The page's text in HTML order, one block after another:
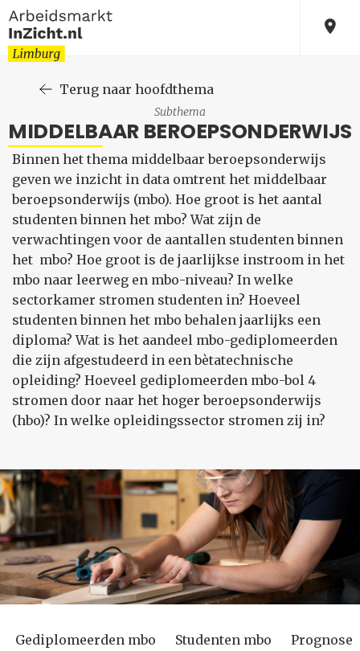
Terug naar hoofdthema
Subthema
MIDDELBAAR BEROEPSONDERWIJS
Binnen het thema middelbaar beroepsonderwijs
geven we inzicht in data omtrent het middelbaar
beroepsonderwijs (mbo). Hoe groot is het aantal
studenten binnen het mbo? Wat zijn de
verwachtingen voor de aantallen studenten binnen
het mbo? Hoe groot is de jaarlijkse instroom in het
mbo naar leerweg en mbo-niveau? In welke
sectorkamer stromen studenten in? Hoeveel
studenten binnen het mbo behalen jaarlijks een
diploma? Wat is het aandeel mbo-gediplomeerden
die zijn afgestudeerd in een bètatechnische
opleiding? Hoeveel gediplomeerden mbo-bol 4
stromen door naar het hoger beroepsonderwijs
(hbo)? In welke opleidingssector stromen zij in?
Gediplomeerden mbo Studenten mbo Prognose